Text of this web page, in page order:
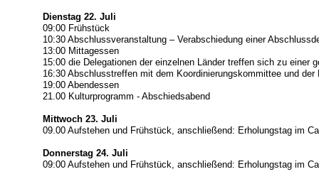
Dienstag 22. Juli
09:00 Frühstück
10:30 Abschlussveranstaltung – Verabschiedung einer
13:00 Mittagessen
15:00 die Delegationen der einzelnen Länder treffen sich zu einer
16:30 Abschlusstreffen mit dem Koordinierungskommittee und der
19:00 Abendessen
21.00 Kulturprogramm - Abschiedsabend
Mittwoch 23. Juli
09.00 Aufstehen und Frühstück, anschließend: Erholungstag im
Donnerstag 24. Juli
09:00 Aufstehen und Frühstück, anschließend: Erholungstag im